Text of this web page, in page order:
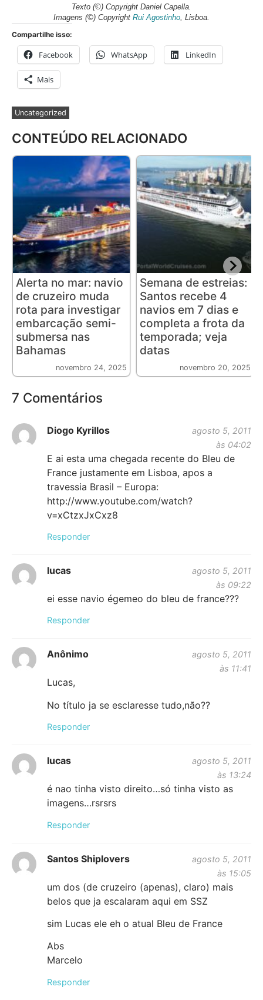
Texto (©) Copyright Daniel Capella.
Imagens (©) Copyright Rui Agostinho, Lisboa.
Compartilhe isso:
Facebook WhatsApp LinkedIn
Mais
Uncategorized
CONTEÚDO RELACIONADO
Alerta no mar: navio
de cruzeiro muda
rota para investigar
embarcação semi-
submersa nas
Bahamas
novembro 24, 2025
Semana de estreias:
Santos recebe 4
navios em 7 dias e
completa a frota da
temporada; veja
datas
novembro 20, 2025
7 Comentários
Diogo Kyrillos
agosto 5, 2011
às 04:02
E ai esta uma chegada recente do Bleu de
France justamente em Lisboa, apos a
travessia Brasil – Europa:
http://www.youtube.com/watch?
v=xCtzxJxCxz8
Responder
lucas
agosto 5, 2011
às 09:22
ei esse navio égemeo do bleu de france???
Responder
Anônimo
agosto 5, 2011
às 11:41
Lucas,
No título ja se esclaresse tudo,não??
Responder
lucas
agosto 5, 2011
às 13:24
é nao tinha visto direito…só tinha visto as
imagens…rsrsrs
Responder
Santos Shiplovers
agosto 5, 2011
às 15:05
um dos (de cruzeiro (apenas), claro) mais
belos que ja escalaram aqui em SSZ
sim Lucas ele eh o atual Bleu de France
Abs
Marcelo
Responder